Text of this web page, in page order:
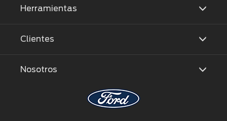
Herramientas
Clientes
Nosotros